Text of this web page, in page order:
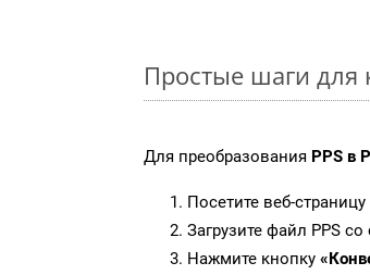
Простые шаги для
Для преобразования PPS в
Посетите веб-страницу
Загрузите файл PPS со
Нажмите кнопку